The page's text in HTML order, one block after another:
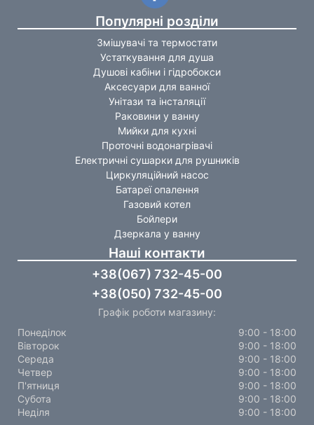
Популярні розділи
Змішувачі та термостати
Устаткування для душа
Душові кабіни і гідробокси
Аксесуари для ванної
Унітази та інсталяції
Раковини у ванну
Мийки для кухні
Проточні водонагрівачі
Електричні сушарки для рушників
Циркуляційний насос
Батареї опалення
Газовий котел
Бойлери
Дзеркала у ванну
Наші контакти
+38(067) 732-45-00
+38(050) 732-45-00
Графік роботи магазину:
Понеділок
9:00 - 18:00
Вівторок
9:00 - 18:00
Середа
9:00 - 18:00
Четвер
9:00 - 18:00
П'ятниця
9:00 - 18:00
Субота
9:00 - 18:00
Неділя
9:00 - 18:00